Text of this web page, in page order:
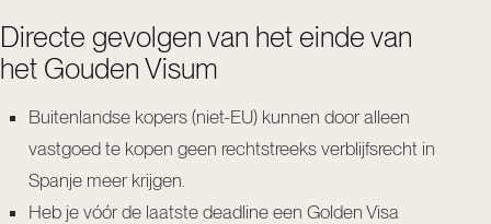
Directe gevolgen van het einde van
het Gouden Visum
Buitenlandse kopers (niet-EU) kunnen door alleen
vastgoed te kopen geen rechtstreeks verblijfsrecht in
Spanje meer krijgen.
Heb je vóór de laatste deadline een Golden Visa